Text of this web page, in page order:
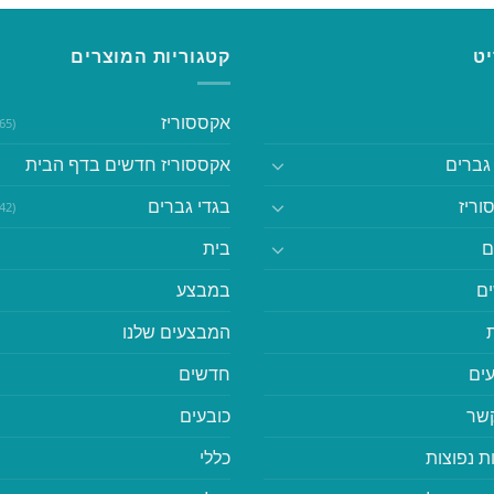
נפוצות
קטגוריות המוצרים
אקססוריז (365)
אקססוריז חדשים בדף הבית
בגדי גברים
(542)
בית
במבצע
המבצעים שלנו
חדשים
כובעים
כללי